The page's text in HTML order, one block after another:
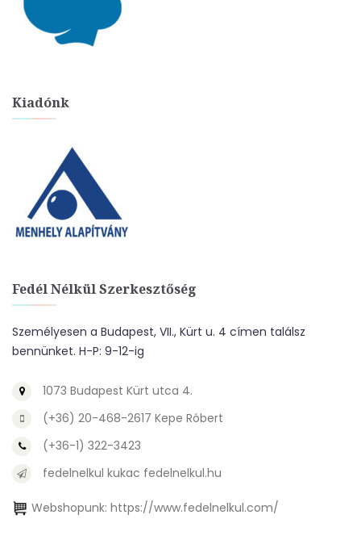
Kiadónk
Fedél Nélkül Szerkesztőség
Személyesen a Budapest, VII., Kürt u. 4 címen találsz
bennünket. H-P: 9-12-ig
1073 Budapest Kürt utca 4.
(+36) 20-468-2617 Kepe Róbert
(+36-1) 322-3423
fedelnelkul kukac fedelnelkul.hu
Webshopunk: https://www.fedelnelkul.com/